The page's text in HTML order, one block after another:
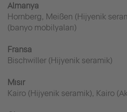
Almanya
Hornberg, Meißen (Hijyenik
(banyo mobilyaları)
Fransa
Bischwiller (Hijyenik seramik)
Mısır
Kairo (Hijyenik seramik), Kairo